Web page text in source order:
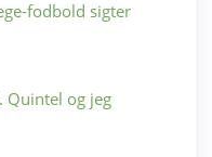
fodbold sigter
Quintel og jeg